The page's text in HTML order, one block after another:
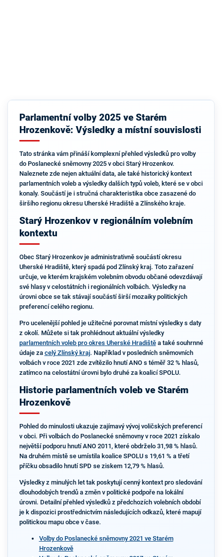
Parlamentní volby 2025 ve Starém
Hrozenkově: Výsledky a místní souvislosti
Tato stránka vám přináší komplexní přehled výsledků pro volby
do Poslanecké sněmovny 2025 v obci Starý Hrozenkov.
Naleznete zde nejen aktuální data, ale také historický kontext
parlamentních voleb a výsledky dalších typů voleb, které se v obci
konaly. Součástí je i stručná charakteristika obce zasazené do
širšího regionu okresu Uherské Hradiště a Zlínského kraje.
Starý Hrozenkov v regionálním volebním
kontextu
Obec Starý Hrozenkov je administrativně součástí okresu
Uherské Hradiště, který spadá pod Zlínský kraj. Toto zařazení
určuje, ve kterém krajském volebním obvodu občané odevzdávají
své hlasy v celostátních i regionálních volbách. Výsledky na
úrovni obce se tak stávají součástí širší mozaiky politických
preferencí celého regionu.
Pro ucelenější pohled je užitečné porovnat místní výsledky s daty
z okolí. Můžete si tak prohlédnout aktuální výsledky
parlamentních voleb pro okres Uherské Hradištěa také souhrnné
údaje za celý Zlínský kraj. Například v posledních sněmovních
volbách v roce 2021 zde zvítězilo hnutí ANO s téměř 32 % hlasů,
zatímco na celostátní úrovni bylo druhé za koalicí SPOLU.
Historie parlamentních voleb ve Starém
Hrozenkově
Pohled do minulosti ukazuje zajímavý vývoj voličských preferencí
v obci. Při volbách do Poslanecké sněmovny v roce 2021 získalo
největší podporu hnutí ANO 2011, které obdrželo 31,98 % hlasů.
Na druhém místě se umístila koalice SPOLU s 19,61 % a třetí
příčku obsadilo hnutí SPD se ziskem 12,79 % hlasů.
Výsledky z minulých let tak poskytují cenný kontext pro sledování
dlouhodobých trendů a změn v politické podpoře na lokální
úrovni. Detailní přehled výsledků z předchozích volebních období
je k dispozici prostřednictvím následujících odkazů, které mapují
politickou mapu obce v čase.
Volby do Poslanecké sněmovny 2021 ve Starém
Hrozenkově